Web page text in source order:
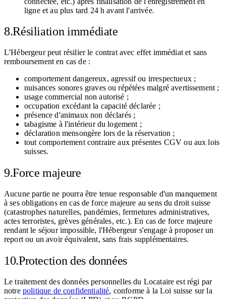
ligne et au plus tard 24 h avant l'arrivée.
8.Résiliation immédiate
L'Hébergeur peut résilier le contrat avec effet immédiat et sans
remboursement en cas de :
comportement dangereux, agressif ou irrespectueux ;
nuisances sonores graves ou répétées malgré avertissement ;
usage commercial non autorisé ;
occupation excédant la capacité déclarée ;
présence d'animaux non déclarés ;
tabagisme à l'intérieur du logement ;
déclaration mensongère lors de la réservation ;
tout comportement contraire aux présentes CGV ou aux lois
suisses.
9.Force majeure
Aucune partie ne pourra être tenue responsable d'un manquement
à ses obligations en cas de force majeure au sens du droit suisse
(catastrophes naturelles, pandémies, fermetures administratives,
actes terroristes, grèves générales, etc.). En cas de force majeure
rendant le séjour impossible, l'Hébergeur s'engage à proposer un
report ou un avoir équivalent, sans frais supplémentaires.
10.Protection des données
Le traitement des données personnelles du Locataire est régi par
notre politique de confidentialité, conforme à la Loi suisse sur la